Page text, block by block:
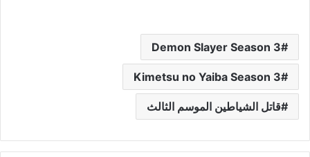
Demon Slayer Season 3
Kimetsu no Yaiba Season 3
قاتل الشياطين الموسم الثالث